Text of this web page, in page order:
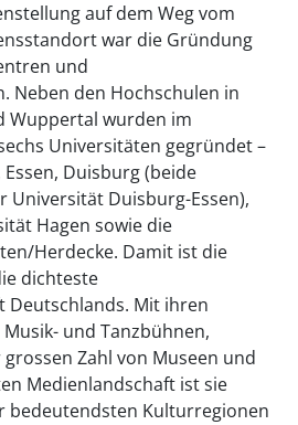
auf dem Weg vom
war die Gründung
und
Neben den Hochschulen in
Wuppertal wurden im
Universitäten gegründet –
Duisburg (beide
Universität Duisburg-Essen),
Hagen sowie die
Herdecke. Damit ist die
dichteste
Deutschlands. Mit ihren
und Tanzbühnen,
Zahl von Museen und
Medienlandschaft ist sie
bedeutendsten Kulturregionen